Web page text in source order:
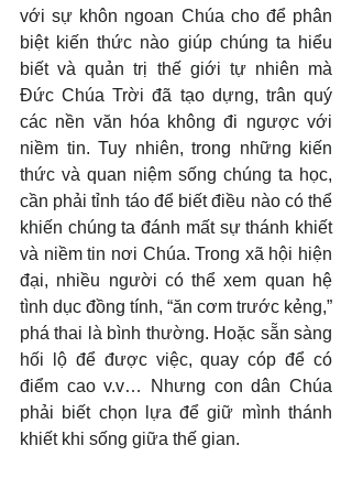
với sự khôn ngoan Chúa cho để phân
biệt kiến thức nào giúp chúng ta hiểu
biết và quản trị thế giới tự nhiên mà
Đức Chúa Trời đã tạo dựng, trân quý
các nền văn hóa không đi ngược với
niềm tin. Tuy nhiên, trong những kiến
thức và quan niệm sống chúng ta học,
cần phải tỉnh táo để biết điều nào có thể
khiến chúng ta đánh mất sự thánh khiết
và niềm tin nơi Chúa. Trong xã hội hiện
đại, nhiều người có thể xem quan hệ
tình dục đồng tính, “ăn cơm trước kẻng,”
phá thai là bình thường. Hoặc sẵn sàng
hối lộ để được việc, quay cóp để có
điểm cao v.v… Nhưng con dân Chúa
phải biết chọn lựa để giữ mình thánh
khiết khi sống giữa thế gian.